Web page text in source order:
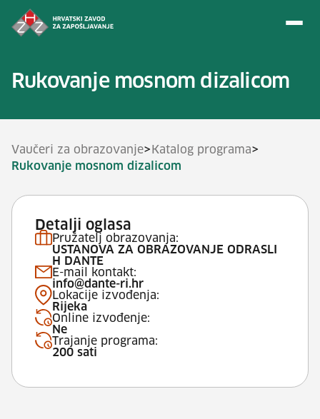
Rukovanje mosnom dizalicom
Vaučeri za obrazovanje> Katalog programa>
Rukovanje mosnom dizalicom
Detalji oglasa
Pružatelj obrazovanja:
USTANOVA ZA OBRAZOVANJE ODRASLI
H DANTE
E-mail kontakt:
info@dante-ri.hr
Lokacije izvođenja:
Rijeka
Online izvođenje:
Ne
Trajanje programa:
200 sati